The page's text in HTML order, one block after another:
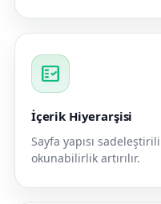
fact_check
İçerik Hiyerarşisi
Sayfa yapısı
okunabilirlik artırılır.